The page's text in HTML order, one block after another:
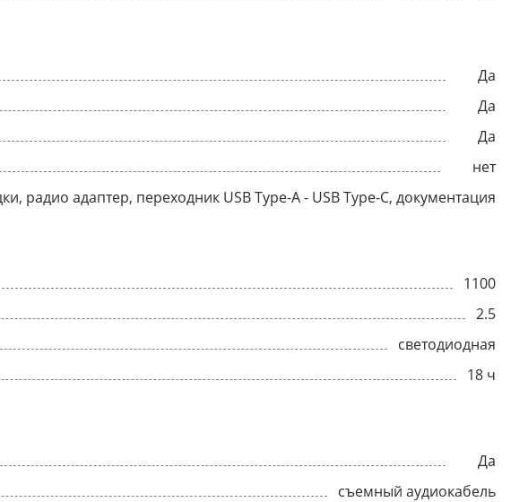
Да
Да
Да
нет
радио адаптер, переходник USB Type-A - USB Type-C, документация
1100
2.5
светодиодная
18 ч
Да
съемный аудиокабель